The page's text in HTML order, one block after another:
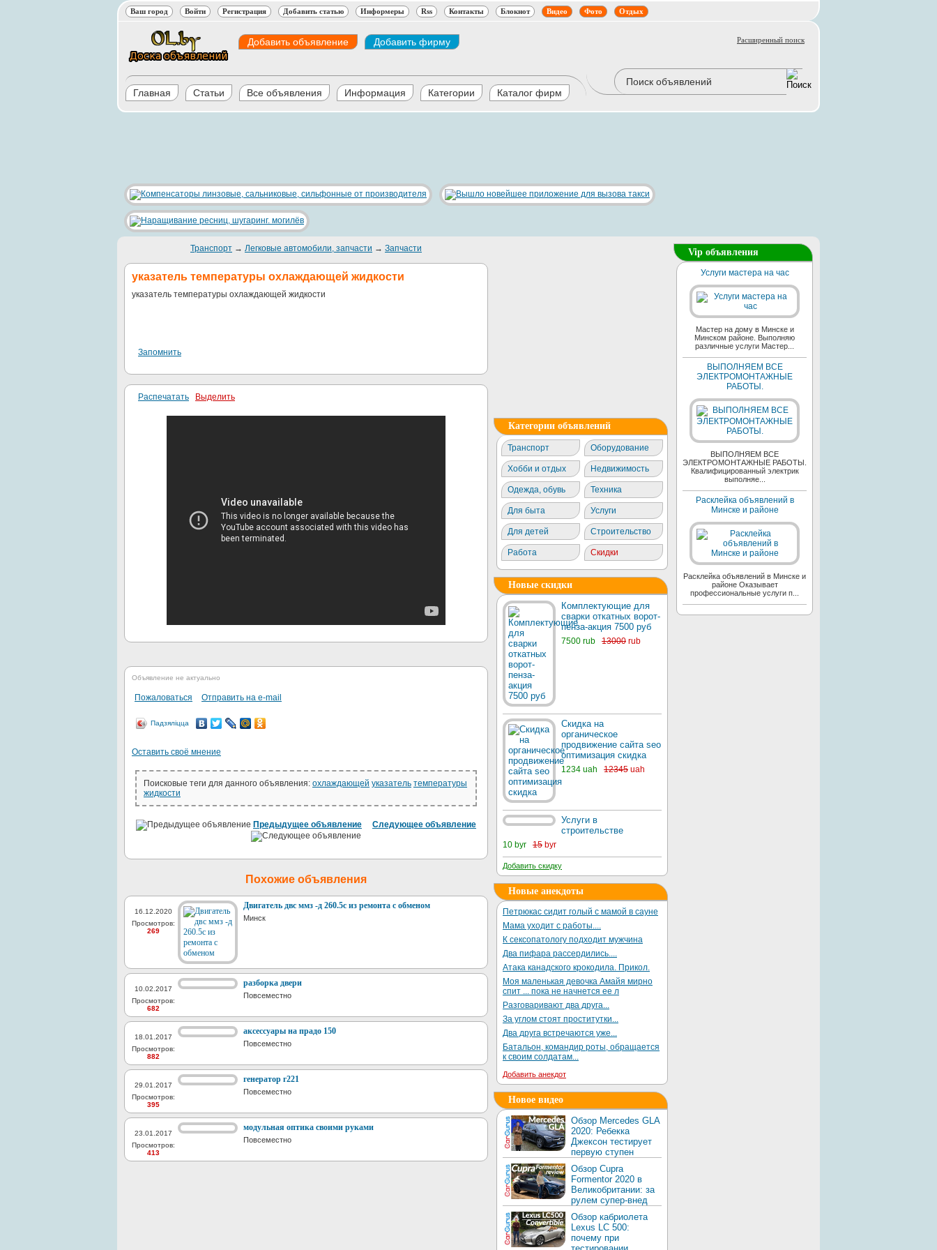
Ваш город Войти Регистрация Добавить статью Информеры Rss Контакты Блокнот Видео Фото Отдых
Добавить объявление Добавить фирму Расширенный поиск
Главная Статьи Все объявления Информация Категории Каталог фирм
Транспорт → Легковые автомобили, запчасти → Запчасти
указатель температуры охлаждающей жидкости
указатель температуры охлаждающей жидкости
Запомнить
Распечатать Выделить
Объявление не актуально
Пожаловаться Отправить на e-mail
Падзяліцца
Оставить своё мнение
Поисковые теги для данного объявления: охлаждающей указатель температуры
жидкости
Предыдущее объявление Следующее объявление
Похожие объявления
16.12.2020
Просмотров:
269
Двигатель двс ммз -д 260.5с из ремонта с обменом
Минск
10.02.2017
Просмотров:
682
разборка двери
Повсеместно
18.01.2017
Просмотров:
882
аксессуары на прадо 150
Повсеместно
29.01.2017
Просмотров:
395
генератор г221
Повсеместно
23.01.2017
Просмотров:
413
модульная оптика своими руками
Повсеместно
Категории объявлений
Транспорт Оборудование
Хобби и отдых Недвижимость
Одежда, обувь Техника
Для быта Услуги
Для детей Строительство
Работа Скидки
Новые скидки
Комплектующие для
сварки откатных ворот-
пенза-акция 7500 руб
7500 rub 13000 rub
Скидка на
органическое
продвижение сайта seo
оптимизация скидка
1234 uah 12345 uah
Услуги в
строительстве
10 byr 15 byr
Добавить скидку
Новые анекдоты
Петрюкас сидит голый с мамой в сауне
Мама уходит с работы....
К сексопатологу подходит мужчина
Два пифара рассердились....
Атака канадского крокодила. Прикол.
Моя маленькая девочка Амайя мирно
спит ... пока не начнется ее л
Разговаривают два друга...
За углом стоят проститутки...
Два друга встречаются уже...
Батальон, командир роты, обращается
к своим солдатам...
Добавить анекдот
Новое видео
Обзор Mercedes GLA
2020: Ребекка
Джексон тестирует
первую ступен
Обзор Cupra
Formentor 2020 в
Великобритании: за
рулем супер-внед
Обзор кабриолета
Lexus LC 500:
почему при
Vip объявления
Услуги мастера на час
Мастер на дому в Минске и
Минском районе. Выполняю
различные услуги Мастер...
ВЫПОЛНЯЕМ ВСЕ
ЭЛЕКТРОМОНТАЖНЫЕ
РАБОТЫ.
ВЫПОЛНЯЕМ ВСЕ
ЭЛЕКТРОМОНТАЖНЫЕ РАБОТЫ.
Квалифицированный электрик
выполняе...
Расклейка объявлений в
Минске и районе
Расклейка объявлений в Минске и
районе Оказывает
профессиональные услуги п...